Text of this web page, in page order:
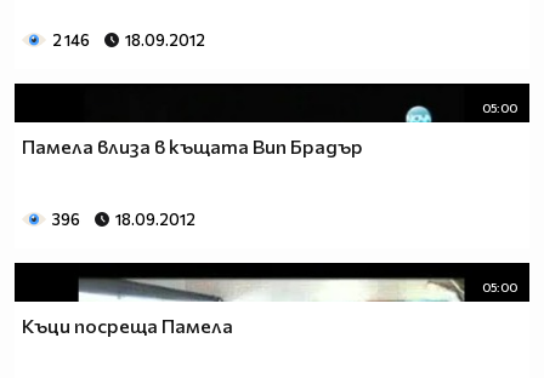
2 146 18.09.2012
05:00
Памела влиза в къщата Вип Брадър
396 18.09.2012
05:00
Къци посреща Памела